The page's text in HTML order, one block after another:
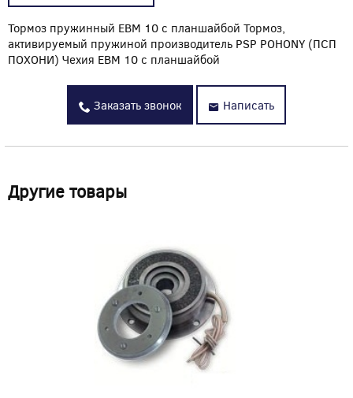
Тормоз пружинный EBM 10 с планшайбой Тормоз,
активируемый пружиной производитель PSP POHONY (ПСП
ПОХОНИ) Чехия EBM 10 с планшайбой
Заказать звонок Написать
Другие товары